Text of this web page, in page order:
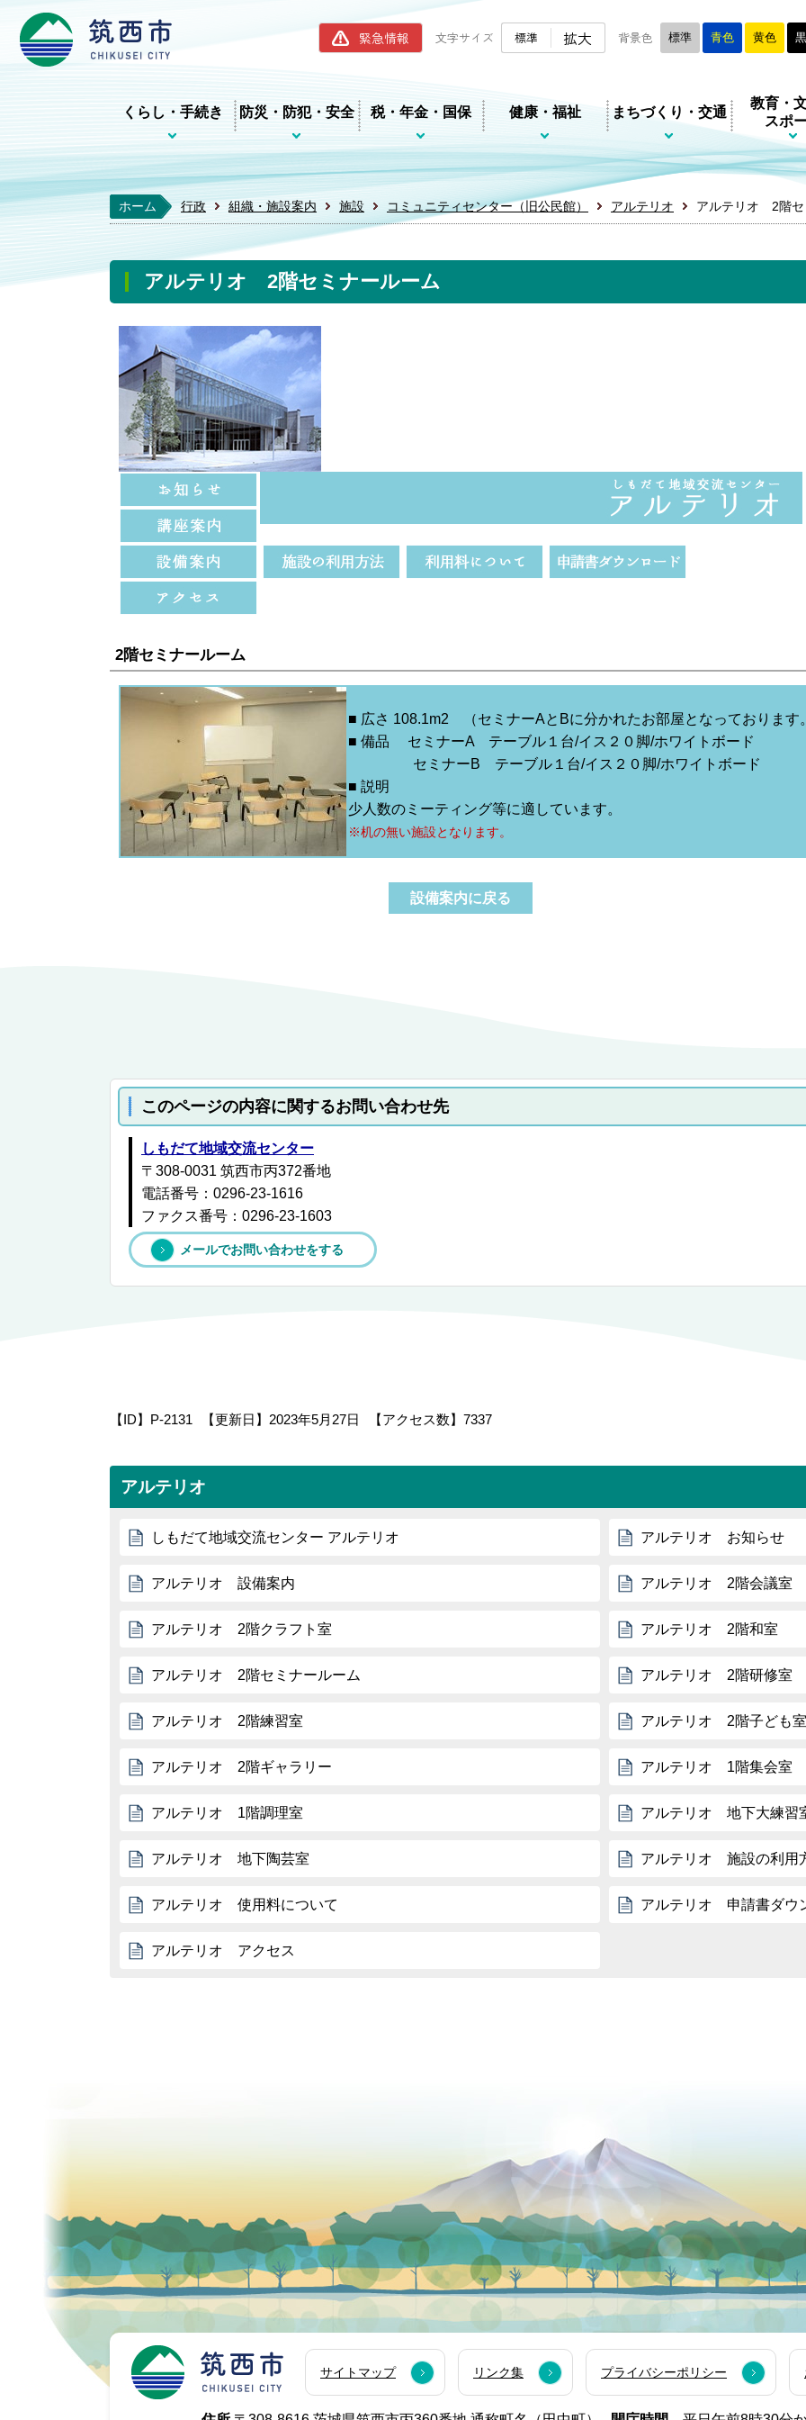
筑西市ホームページ
緊急情報 文字サイズ 標準 拡大 背景色 標準 青色 黄色
くらし・手続き 防災・防犯・安全 税・年金・国保 健康・福祉 まちづくり・交通
教育・
スポ
ホーム 行政 組織・施設案内 施設 コミュニティセンター（旧公民館） アルテリオ アルテリオ 2階セ
アルテリオ 2階セミナールーム
2階セミナールーム
■ 広さ 108.1m2 （セミナーAとBに分かれたお部屋となっております
■ 備品 セミナーA テーブル１台/イス２０脚/ホワイトボード
セミナーB テーブル１台/イス２０脚/ホワイトボード
■ 説明
少人数のミーティング等に適しています。
※机の無い施設となります。
設備案内に戻る
このページの内容に関するお問い合わせ先
しもだて地域交流センター
〒308-0031 筑西市丙372番地
電話番号：0296-23-1616
ファクス番号：0296-23-1603
メールでお問い合わせをする
【ID】 P-2131 【更新日】 2023年5月27日 【アクセス数】 7337
アルテリオ
しもだて地域交流センター アルテリオ アルテリオ お知らせ
アルテリオ 設備案内 アルテリオ 2階会議室
アルテリオ 2階クラフト室 アルテリオ 2階和室
アルテリオ 2階セミナールーム アルテリオ 2階研修室
アルテリオ 2階練習室 アルテリオ 2階子ども
アルテリオ 2階ギャラリー アルテリオ 1階集会室
アルテリオ 1階調理室 アルテリオ 地下大練習
アルテリオ 地下陶芸室 アルテリオ 施設の利用
アルテリオ 使用料について アルテリオ 申請書ダウ
アルテリオ アクセス
サイトマップ リンク集 プライバシーポリシー